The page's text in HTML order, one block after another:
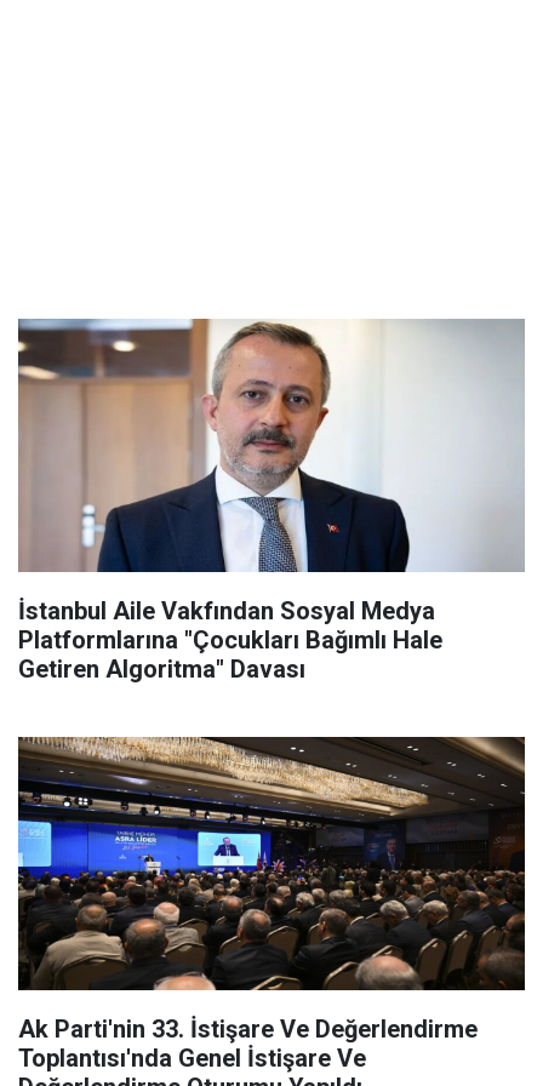
İstanbul Aile Vakfından Sosyal Medya
Platformlarına "Çocukları Bağımlı Hale
Getiren Algoritma" Davası
Ak Parti'nin 33. İstişare Ve Değerlendirme
Toplantısı'nda Genel İstişare Ve